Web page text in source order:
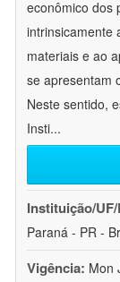
econômico dos
intrinsicamente
materiais e ao
se apresentam
Neste sentido,
Insti...
Instituição/
Paraná - PR -
Vigência: Mon